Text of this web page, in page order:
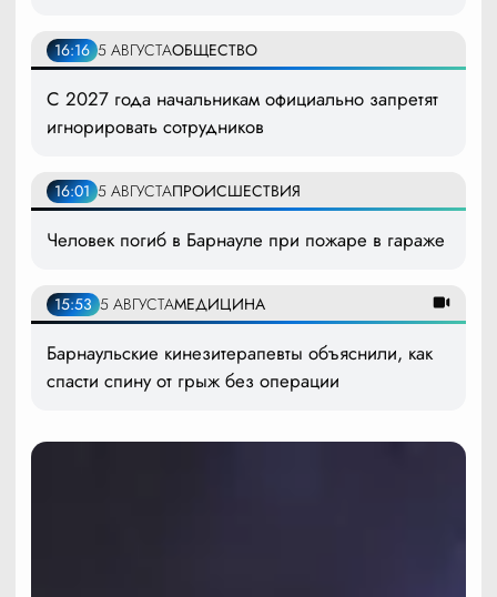
16:16 5 АВГУСТАОБЩЕСТВО
С 2027 года начальникам официально запретят
игнорировать сотрудников
16:01 5 АВГУСТАПРОИСШЕСТВИЯ
Человек погиб в Барнауле при пожаре в гараже
15:53 5 АВГУСТАМЕДИЦИНА
Барнаульские кинезитерапевты объяснили, как
спасти спину от грыж без операции